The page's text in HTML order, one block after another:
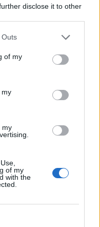
disclose it to other
Outs
of my
my
my
of my
with the